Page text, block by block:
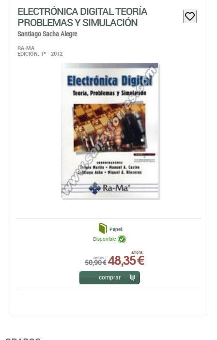
ELECTRÓNICA DIGITAL TEORÍA
PROBLEMAS Y SIMULACIÓN
Santiago Sacha Alegre
RA-MA
EDICIÓN: 1ª - 2012
Papel:
antes:
50,90 €
ahora:
48,35 €
Disponible
comprar